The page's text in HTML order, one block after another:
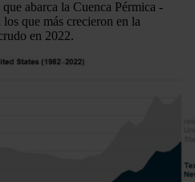
abarca la Cuenca Pérmica -
que más crecieron en la
en 2022.